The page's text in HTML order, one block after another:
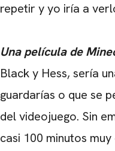
repetir y yo iría a
Una película de
Black y Hess, sería
guardarías o que se
del videojuego. Sin
casi 100 minutos